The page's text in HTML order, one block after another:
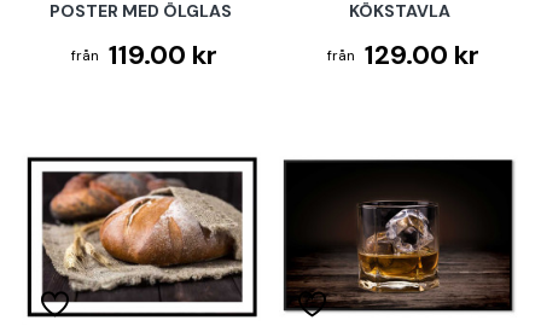
POSTER MED ÖLGLAS
119.00 kr
KÖKSTAVLA
129.00 kr